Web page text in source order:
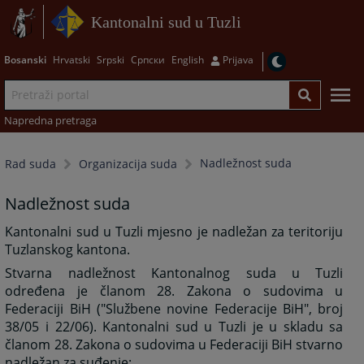
Kantonalni sud u Tuzli
Bosanski Hrvatski Srpski Српски English Prijava
Napredna pretraga
Rad suda Organizacija suda Nadležnost suda
Nadležnost suda
Kantonalni sud u Tuzli mjesno je nadležan za teritoriju
Tuzlanskog kantona.
Stvarna nadležnost Kantonalnog suda u Tuzli
određena je članom 28. Zakona o sudovima u
Federaciji BiH ("Službene novine Federacije BiH", broj
38/05 i 22/06). Kantonalni sud u Tuzli je u skladu sa
članom 28. Zakona o sudovima u Federaciji BiH stvarno